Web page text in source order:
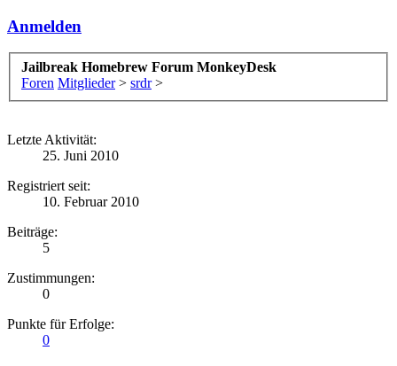
Anmelden
Jailbreak Homebrew Forum MonkeyDesk
Foren Mitglieder > srdr >
Letzte Aktivität:
25. Juni 2010
Registriert seit:
10. Februar 2010
Beiträge:
5
Zustimmungen:
0
Punkte für Erfolge:
0